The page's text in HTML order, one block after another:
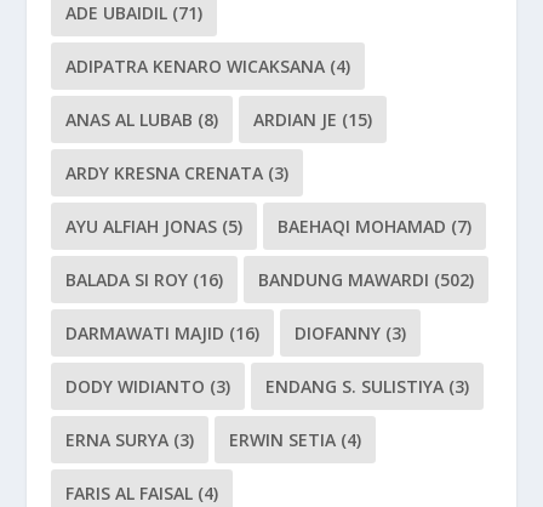
ADE UBAIDIL (71)
ADIPATRA KENARO WICAKSANA (4)
ANAS AL LUBAB (8) ARDIAN JE (15)
ARDY KRESNA CRENATA (3)
AYU ALFIAH JONAS (5) BAEHAQI MOHAMAD (7)
BALADA SI ROY (16) BANDUNG MAWARDI (502)
DARMAWATI MAJID (16) DIOFANNY (3)
DODY WIDIANTO (3) ENDANG S. SULISTIYA (3)
ERNA SURYA (3) ERWIN SETIA (4)
FARIS AL FAISAL (4)